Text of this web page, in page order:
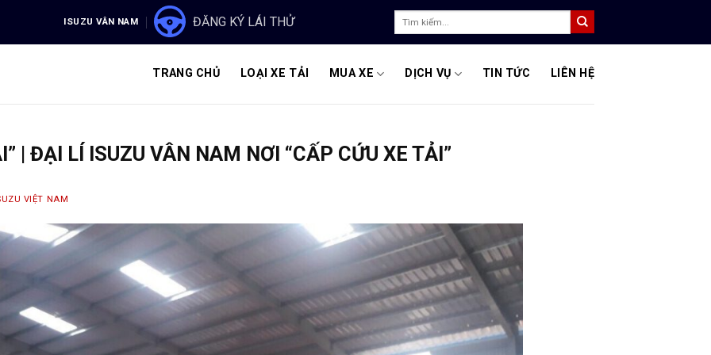
ISUZU VÂN NAM ĐĂNG KÝ LÁI THỬ
TRANG CHỦ LOẠI XE TẢI MUA XE DỊCH VỤ TIN TỨC LIÊN HỆ
| ĐẠI LÍ ISUZU VÂN NAM NƠI “CẤP CỨU XE TẢI”
VIỆT NAM